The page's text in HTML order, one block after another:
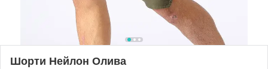
Шорти Нейлон Олива